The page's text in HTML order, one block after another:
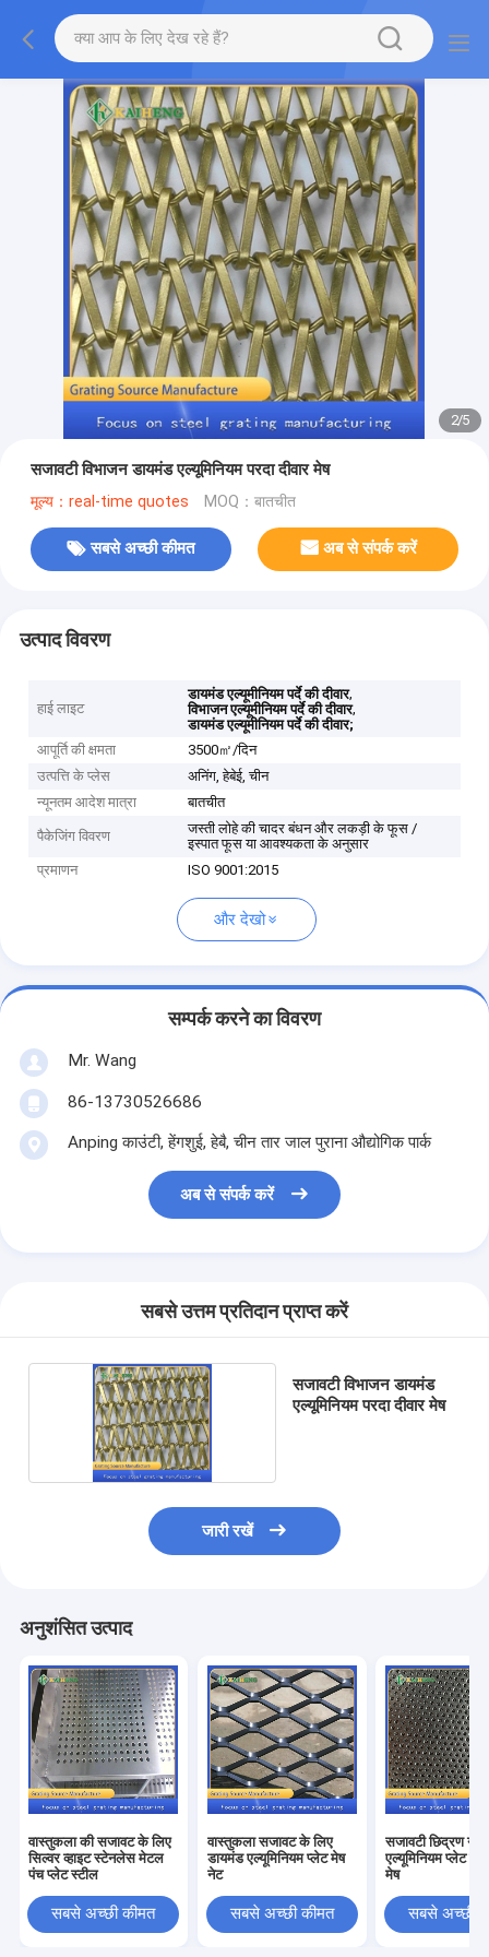
2/5
सजावटी विभाजन डायमंड एल्यूमिनियम परदा दीवार मेष
मूल्य：real-time quotes MOQ：बातचीत
सबसे अच्छी कीमत अब से संपर्क करें
उत्पाद विवरण
हाई लाइट
डायमंड एल्यूमीनियम पर्दे की दीवार,
विभाजन एल्यूमीनियम पर्दे की दीवार,
डायमंड एल्यूमीनियम पर्दे की दीवार;
आपूर्ति की क्षमता
3500㎡/दिन
उत्पत्ति के प्लेस
अनिंग, हेबेई, चीन
न्यूनतम आदेश मात्रा
बातचीत
पैकेजिंग विवरण
जस्ती लोहे की चादर बंधन और लकड़ी के फूस /
इस्पात फूस या आवश्यकता के अनुसार
प्रमाणन
ISO 9001:2015
और देखो
सम्पर्क करने का विवरण
Mr. Wang
86-13730526686
Anping काउंटी, हेंगशुई, हेबै, चीन तार जाल पुराना औद्योगिक पार्क
अब से संपर्क करें
सबसे उत्तम प्रतिदान प्राप्त करें
सजावटी विभाजन डायमंड
एल्यूमिनियम परदा दीवार मेष
जारी रखें
अनुशंसित उत्पाद
वास्तुकला की सजावट के लिए
सिल्वर व्हाइट स्टेनलेस मेटल
पंच प्लेट स्टील
सबसे अच्छी कीमत
वास्तुकला सजावट के लिए
डायमंड एल्यूमिनियम प्लेट मेष
नेट
सबसे अच्छी कीमत
सजावटी छिद्रण गोल
एल्यूमिनियम प्लेट
मेष
सबसे अच्छी